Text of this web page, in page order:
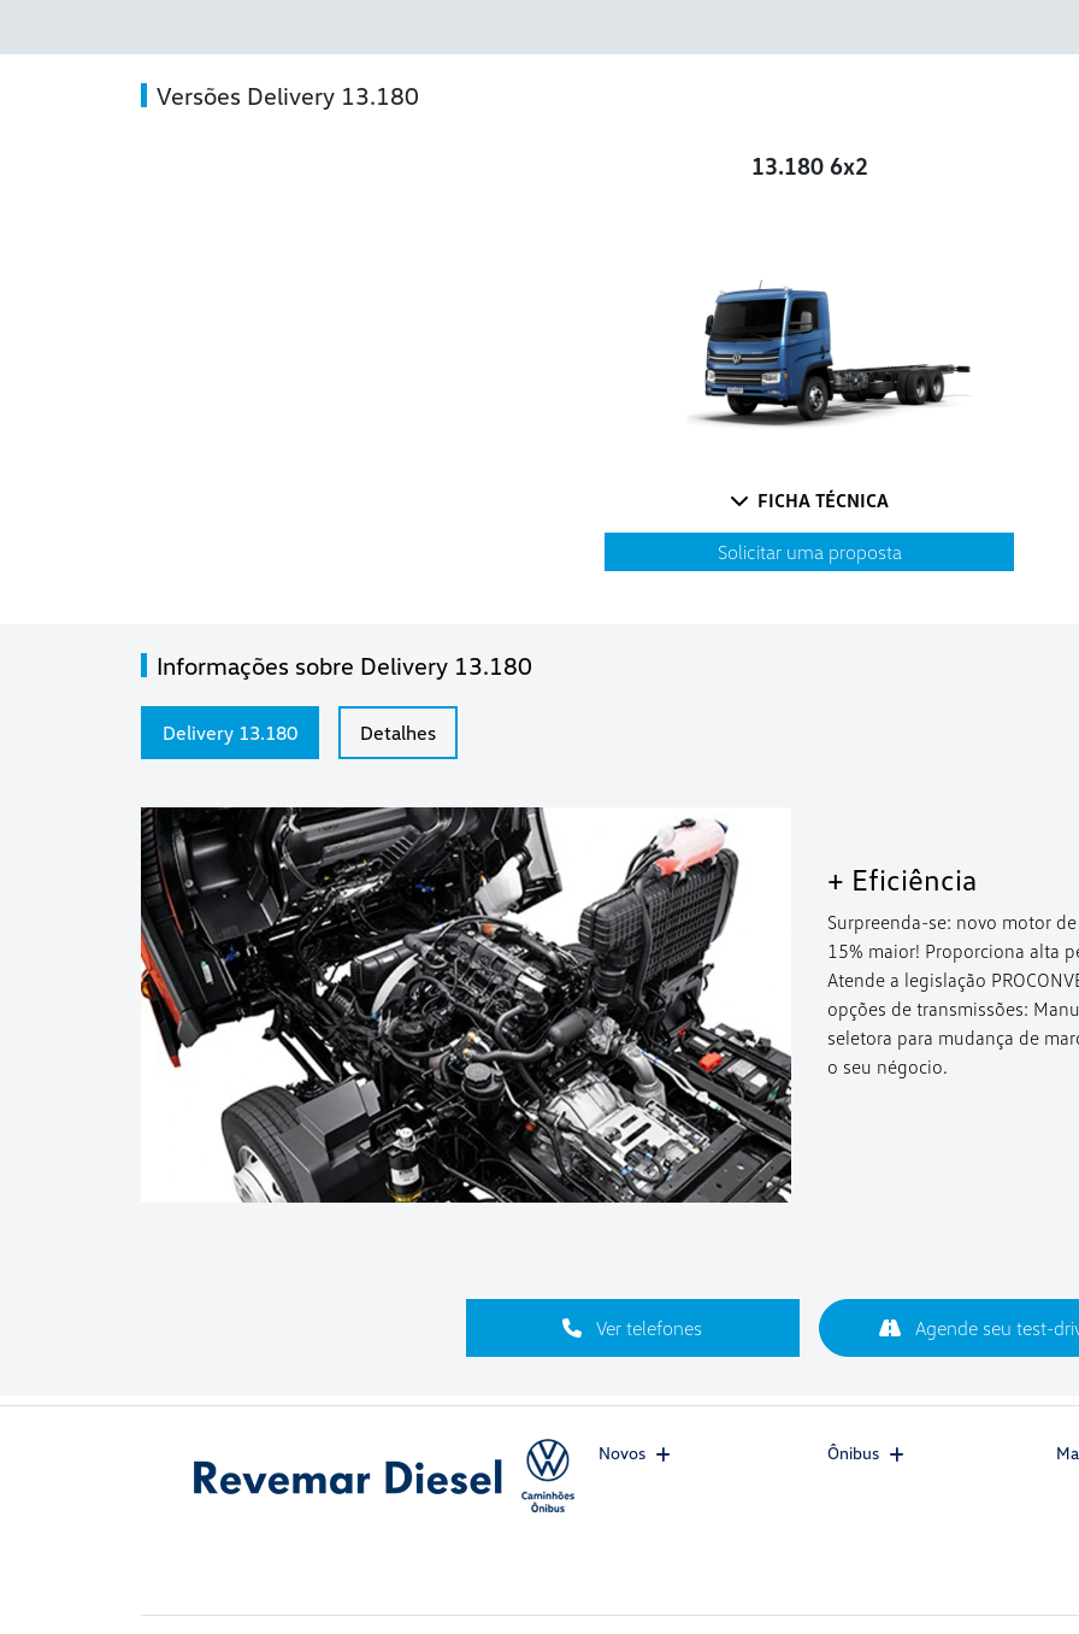
Versões Delivery 13.180
13.180 6x2
FICHA TÉCNICA
Solicitar uma proposta
Informações sobre Delivery 13.180
Delivery 13.180 Detalhes
+ Eficiência
Surpreenda-se: novo motor
15% maior! Proporciona alta
Atende a legislação
opções de transmissões:
seletora para mudança de
o seu négocio.
Ver telefones Agende seu test-
Novos Ônibus